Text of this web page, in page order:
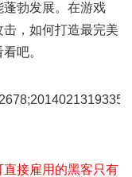
勃发展。在游戏
，如何打造最完美
吧。
接雇用的黑客只有